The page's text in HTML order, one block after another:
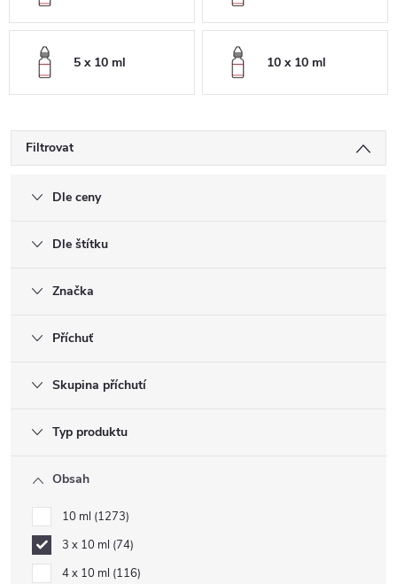
5 x 10 ml 10 x 10 ml
Filtrovat
Dle ceny
Dle štítku
Značka
Příchuť
Skupina příchutí
Typ produktu
Obsah
10 ml 1273
3 x 10 ml 74
4 x 10 ml 116